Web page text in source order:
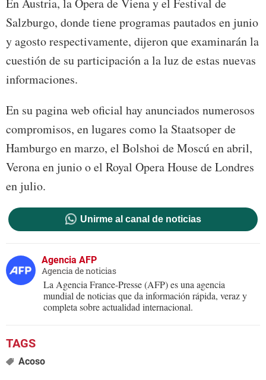
En Austria, la Ópera de Viena y el Festival de
Salzburgo, donde tiene programas pautados en junio
y agosto respectivamente, dijeron que examinarán la
cuestión de su participación a la luz de estas nuevas
informaciones.
En su pagina web oficial hay anunciados numerosos
compromisos, en lugares como la Staatsoper de
Hamburgo en marzo, el Bolshoi de Moscú en abril,
Verona en junio o el Royal Opera House de Londres
en julio.
Unirme al canal de noticias
Agencia AFP
Agencia de noticias
La Agencia France-Presse (AFP) es una agencia
mundial de noticias que da información rápida, veraz y
completa sobre actualidad internacional.
Acoso